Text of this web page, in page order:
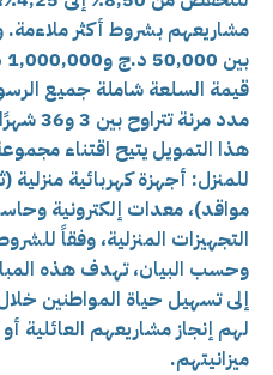
مشاريعهم بشروط أكثر ملاءمة.
قيمة السلعة شاملة جميع
مدد مرنة تتراوح بين 3 و36 شهرًا.
هذا التمويل يتيح اقتناء
للمنزل: أجهزة كهربائية
مواقد)، معدات إلكترونية
التجهيزات المنزلية، وفقاً
وحسب البيان، تهدف هذه
إلى تسهيل حياة المواطنين
لهم إنجاز مشاريعهم العائلية
ميزانيتهم.